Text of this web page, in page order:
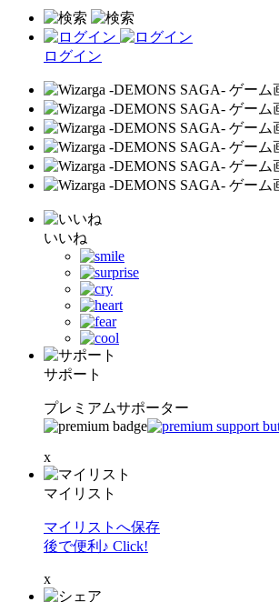
ログイン
いいね
サポート
プレミアムサポーター
x
マイリスト
マイリストへ保存
後で便利♪ Click!
x